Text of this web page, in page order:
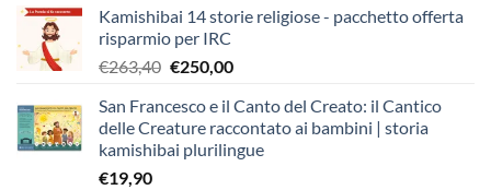
originale
era:
€403,90.
attuale
€383,00.
Kamishibai 14 storie religiose - pacchetto offerta
risparmio per IRC
€263,40 Il
originale
era:
€263,40.
€250,00Il
attuale
è:
€250,00.
San Francesco e il Canto del Creato: il Cantico
delle Creature raccontato ai bambini | storia
kamishibai plurilingue
€19,90